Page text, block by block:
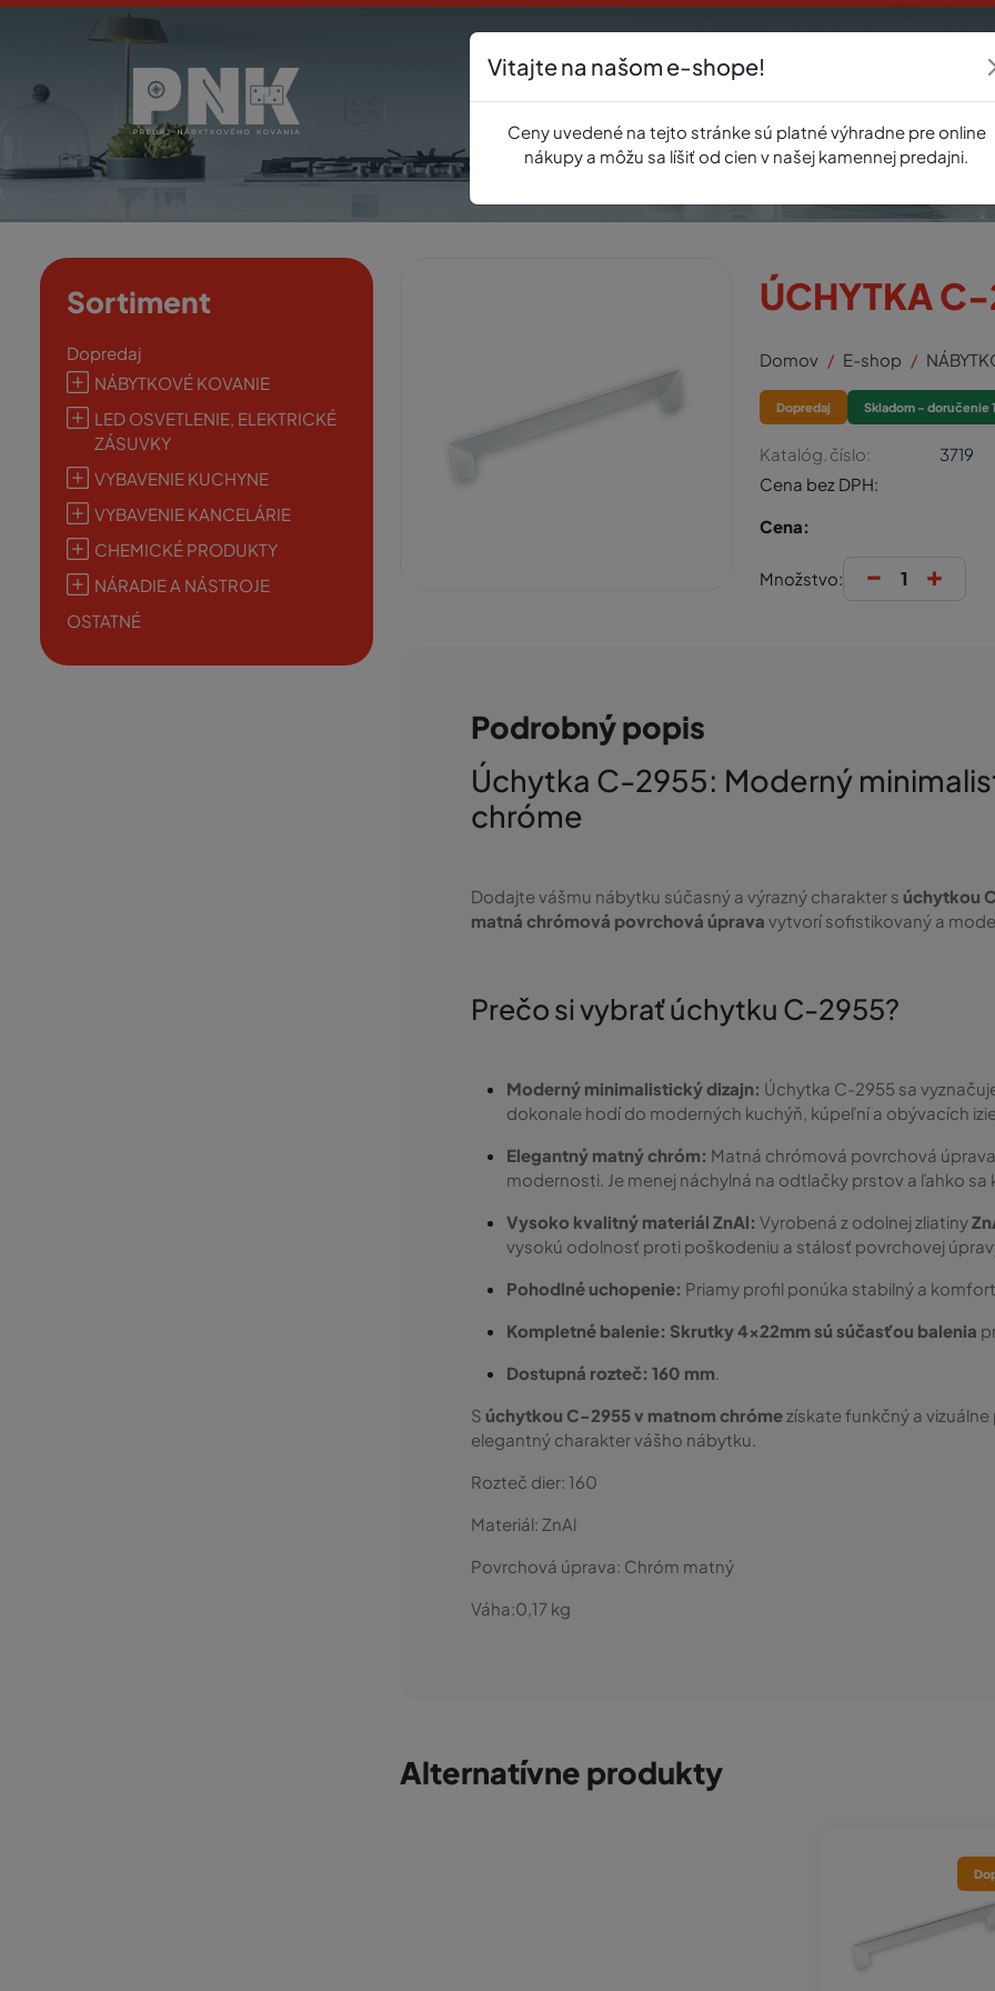
AkcieE-shopRegistráciaNovinkyO násPredajňa
Sortiment
Dopredaj
NÁBYTKOVÉ KOVANIE
LED OSVETLENIE, ELEKTRICKÉ
ZÁSUVKY
VYBAVENIE KUCHYNE
VYBAVENIE KANCELÁRIE
CHEMICKÉ PRODUKTY
NÁRADIE A NÁSTROJE
OSTATNÉ
ÚCHYTKA
Domov E-shop
Dopredaj Skladom - doručenie
Katalóg. číslo:
3719
Cena bez DPH:
Cena:
Množstvo: - +
Podrobný popis
Úchytka C-2955: Moderný
chróme
Dodajte vášmu nábytku súčasný a výrazný charakter s úchytkou
matná chrómová povrchová úprava vytvorí sofistikovaný a
Prečo si vybrať úchytku C-2955?
Moderný minimalistický dizajn: Úchytka C-2955 sa
dokonale hodí do moderných kuchýň, kúpeľní a obývacích
Elegantný matný chróm: Matná chrómová povrchová
modernosti. Je menej náchylná na odtlačky prstov a ľahko
Vysoko kvalitný materiál ZnAl: Vyrobená z odolnej zliatiny
vysokú odolnosť proti poškodeniu a stálosť povrchovej
Pohodlné uchopenie: Priamy profil ponúka stabilný a
Kompletné balenie: Skrutky 4x22mm sú súčasťou balenia
Dostupná rozteč: 160 mm.
S úchytkou C-2955 v matnom chrómezískate funkčný a
elegantný charakter vášho nábytku.
Rozteč dier: 160
Materiál: ZnAl
Povrchová úprava: Chróm matný
Váha:0,17 kg
Alternatívne produkty
Vitajte na našom e-shope!
Ceny uvedené na tejto stránke sú platné výhradne pre online
nákupy a môžu sa líšiť od cien v našej kamennej predajni.